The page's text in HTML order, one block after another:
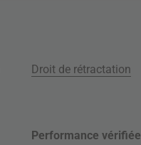
Droit de rétractation
Performance vérifiée